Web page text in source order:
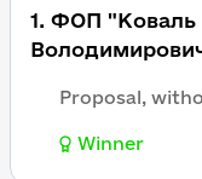
1. ФОП "Коваль
Proposal,
Winner